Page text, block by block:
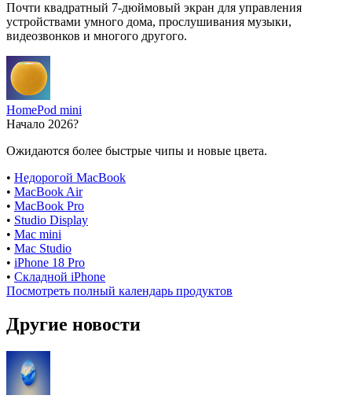
Почти квадратный 7-дюймовый экран для управления
устройствами умного дома, прослушивания музыки,
видеозвонков и многого другого.
HomePod mini
Начало 2026?
Ожидаются более быстрые чипы и новые цвета.
• Недорогой MacBook
• MacBook Air
• MacBook Pro
• Studio Display
• Mac mini
• Mac Studio
• iPhone 18 Pro
• Складной iPhone
Посмотреть полный календарь продуктов
Другие новости